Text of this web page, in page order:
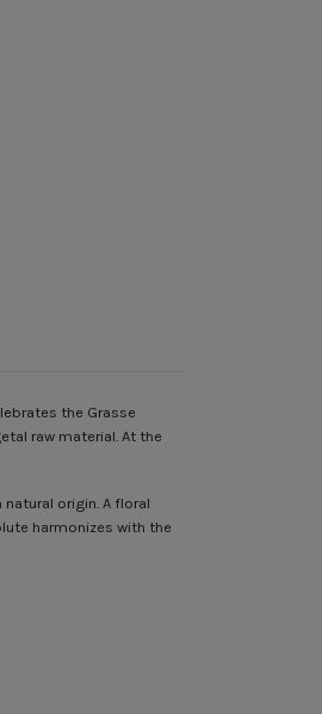
the Grasse
raw material. At the
origin. A floral
harmonizes with the